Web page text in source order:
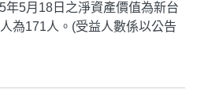
年5月18日之淨資產價值為新台
為171人。(受益人數係以公告